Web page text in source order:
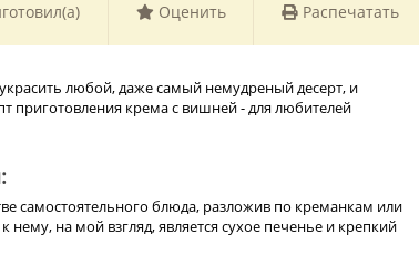
Оценить Распечатать
любой, даже самый немудреный десерт, и
приготовления крема с вишней - для любителей
самостоятельного блюда, разложив по креманкам или
на мой взгляд, является сухое печенье и крепкий